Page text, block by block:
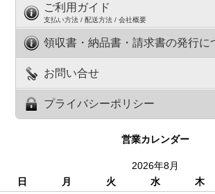
ご利用ガイド
支払い方法 / 配送方法 / 会社概要
領収書・納品書・請求書の発行に
お問い合せ
プライバシーポリシー
営業カレンダー
2026年8月
日
月 火 水 木